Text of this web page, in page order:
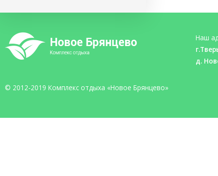
Наш
д.
© 2012-2019 Комплекс отдыха «Новое Брянцево»